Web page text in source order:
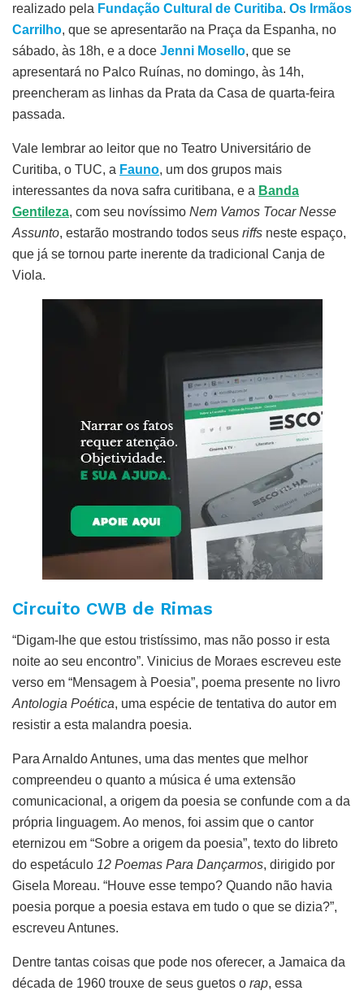
realizado pela Fundação Cultural de Curitiba. Os Irmãos
Carrilho, que se apresentarão na Praça da Espanha, no
sábado, às 18h, e a doce Jenni Mosello, que se
apresentará no Palco Ruínas, no domingo, às 14h,
preencheram as linhas da Prata da Casa de quarta-feira
passada.
Vale lembrar ao leitor que no Teatro Universitário de
Curitiba, o TUC, a Fauno, um dos grupos mais
interessantes da nova safra curitibana, e a Banda
Gentileza, com seu novíssimo Nem Vamos Tocar Nesse
Assunto, estarão mostrando todos seus riffs neste espaço,
que já se tornou parte inerente da tradicional Canja de
Viola.
Circuito CWB de Rimas
“Digam-lhe que estou tristíssimo, mas não posso ir esta
noite ao seu encontro”. Vinicius de Moraes escreveu este
verso em “Mensagem à Poesia”, poema presente no livro
Antologia Poética, uma espécie de tentativa do autor em
resistir a esta malandra poesia.
Para Arnaldo Antunes, uma das mentes que melhor
compreendeu o quanto a música é uma extensão
comunicacional, a origem da poesia se confunde com a da
própria linguagem. Ao menos, foi assim que o cantor
eternizou em “Sobre a origem da poesia”, texto do libreto
do espetáculo 12 Poemas Para Dançarmos, dirigido por
Gisela Moreau. “Houve esse tempo? Quando não havia
poesia porque a poesia estava em tudo o que se dizia?”,
escreveu Antunes.
Dentre tantas coisas que pode nos oferecer, a Jamaica da
década de 1960 trouxe de seus guetos o rap, essa